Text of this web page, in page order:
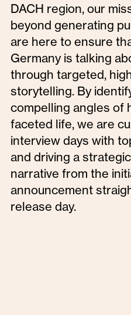
DACH region, our
beyond generating
are here to ensure
Germany is talking
through targeted,
storytelling. By
compelling angles of
faceted life, we are
interview days with
and driving a
narrative from the
announcement
release day.